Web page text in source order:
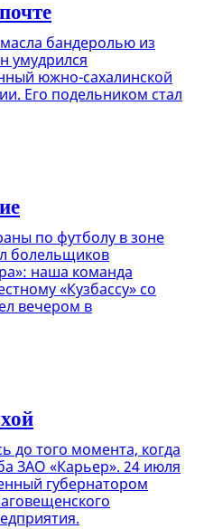
бандеролью из
умудрился
южно-сахалинской
Его подельником стал
по футболу в зоне
болельщиков
наша команда
«Кузбассу» со
вечером в
до того момента, когда
ЗАО «Карьер». 24 июля
губернатором